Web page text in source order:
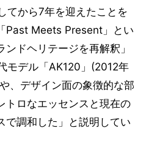
てから7年を迎えたことを
Past Meets Present」とい
ドヘリテージを再解釈」
モデル「AK120」(2012年
、デザイン面の象徴的な部
トロなエッセンスと現在の
で調和した」と説明してい